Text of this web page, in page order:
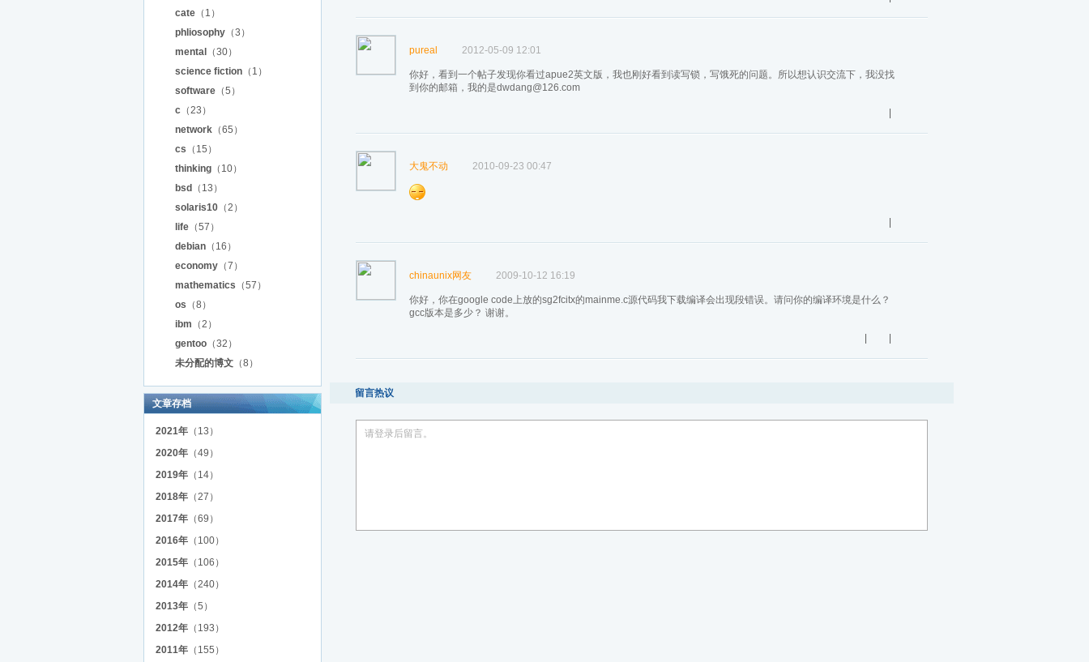
cate （1）
phliosophy （3）
mental
（30）
science fiction （1）
software （5）
c （23）
network （65）
cs （15）
thinking （10）
bsd
（13）
solaris10 （2）
life （57）
debian （16）
economy （7）
mathematics （57）
os （8）
ibm （2）
gentoo （32）
未分配的博文 （8）
文章存档
2021年 （13）
2020年 （49）
2019年 （14）
2018年 （27）
2017年 （69）
2016年 （100）
2015年 （106）
2014年 （240）
2013年 （5）
2012年 （193）
2011年 （155）
pureal 2012-05-09 12:01
你好，看到一个帖子发现你看过apue2英文版，我也刚好看到读写锁，写饿死的问题。所以想认识交流下，我没找
到你的邮箱，我的是dwdang@126.com
大鬼不动 2010-09-23 00:47
chinaunix网友 2009-10-12 16:19
你好，你在google code上放的sg2fcitx的mainme.c源代码我下载编译会出现段错误。请问你的编译环境是什么？
gcc版本是多少？ 谢谢。
留言热议
请登录后留言。